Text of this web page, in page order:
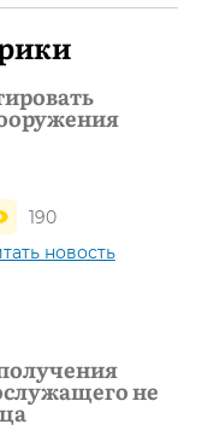
190
новость
не